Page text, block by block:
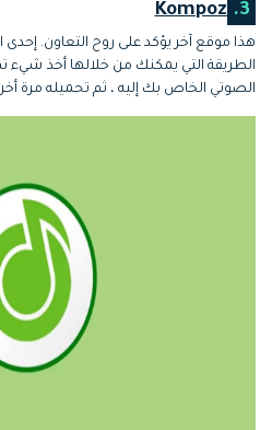
3.
Kompoz
هذا موقع آخر يؤكد على روح التعاون. إحدى
الطريقة التي يمكنك من خلالها أخذ شيء
الصوتي الخاص بك إليه ، ثم تحميله مرة